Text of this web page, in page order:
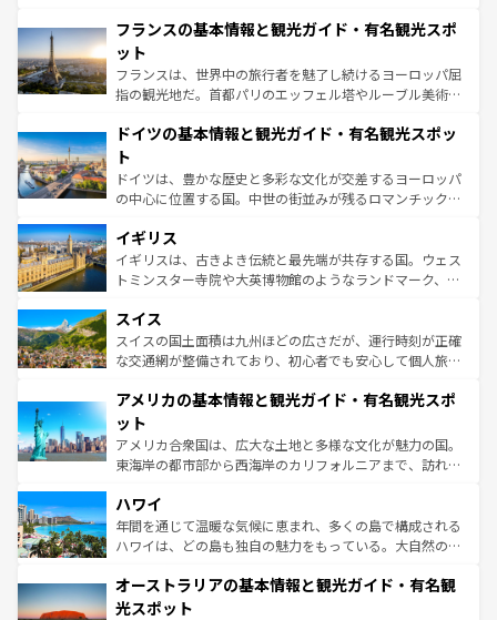
なお、新着のイタリア情報はコンテンツ一覧を参照してほ
しい。
文化が根付くこの国では、情熱的なフラメンコ、熱気あふ
れる闘牛、そして美味しいタパスが生活の一部となってい
る。首都マドリードの洗練された雰囲気や、バルセロナの
アートに溢れた街角から、地方では古代ローマ遺跡や中世
せる。地方によって風土や気候が異なるスペインはその個
ンテンツ一覧 を参照してほしい。
フランスの基本情報と観光ガイド・有名観光スポ
ット
フランスは、世界中の旅行者を魅了し続けるヨーロッパ屈
指の観光地だ。首都パリのエッフェル塔やルーブル美術館
で、幅広い魅力が詰まっている。華麗な宮殿、歴史的な大
聖堂、美しいビーチ、そして豊かな自然が、訪れる者を心
から魅了する。また、フランスは美食の国としても知ら
れ、フランス料理はユネスコ無形文化遺産にも登録されて
香り高いラベンダー畑など、多彩な楽しみ方が可能だ。さ
らに、パリ以外の地域にも魅力が溢れており、どの街角に
も豊かな歴史と文化が息づいている。パリ以外の個性あふ
を参照してほしい。
ドイツの基本情報と観光ガイド・有名観光スポッ
ト
ドイツは、豊かな歴史と多彩な文化が交差するヨーロッパ
の中心に位置する国。中世の街並みが残るロマンチック街
顔を持つこの国は、どこを歩いても飽きることがない。ベ
ルリンの文化的活気、バイエルン州のアルプスの絶景、そ
してライン川沿いのワイン畑といった風景は必見。ビール
は、お酒好きな人にはぜひ体験してほしい。 なお、新着の
ドイツ情報はコンテンツ一覧を参照してほしい。
イギリス
イギリスは、古きよき伝統と最先端が共存する国。ウェス
トミンスター寺院や大英博物館のようなランドマーク、歴
リアごとに異なる魅力がある。また、優雅なアフタヌーン
ティー、ビール好きにはたまらない英国パブ、サッカー観
戦など、本場だからこそできる体験も豊富。イギリスを旅
ンツ一覧を参照してほしい。
スイス
スイスの国土面積は九州ほどの広さだが、運行時刻が正確
な交通網が整備されており、初心者でも安心して個人旅行
の建物がそのまま残る町や、スイスならではのユニークな
博物館もあり、アルプス観光だけでなく町歩きも満喫する
ことができる。国民の所得が高いため物価も高いが、旅行
者向けの交通パス提供のサービスもあり、うまく活用すれ
着のスイス情報は
アメリカの基本情報と観光ガイド・有名観光スポ
ット
アメリカ合衆国は、広大な土地と多様な文化が魅力の国。
東海岸の都市部から西海岸のカリフォルニアまで、訪れる
のような巨大都市は、観光、ショッピング、エンターテイ
ンメントが詰まった刺激的なスポットだ。一方、アメリカ
西部には大自然が広がり、グランドキャニオンやイエロー
部のニューオーリンズでは、音楽と美食が融合した独特の
文化が魅力。旅行者はアメリカの各地域で異なる魅力を楽
ハワイ
年間を通じて温暖な気候に恵まれ、多くの島で構成される
ハワイは、どの島も独自の魅力をもっている。大自然の神
ワイ島は見逃せない。また、定番の観光地といえばオアフ
島だが、静かな自然を求めるならマウイ島やカウアイ島が
オーストラリアの基本情報と観光ガイド・有名観
光スポット